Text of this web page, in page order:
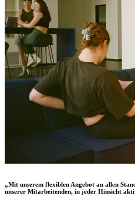
„Mit unserem flexiblen Angebot an allen
unserer Mitarbeitenden, in jeder Hinsicht